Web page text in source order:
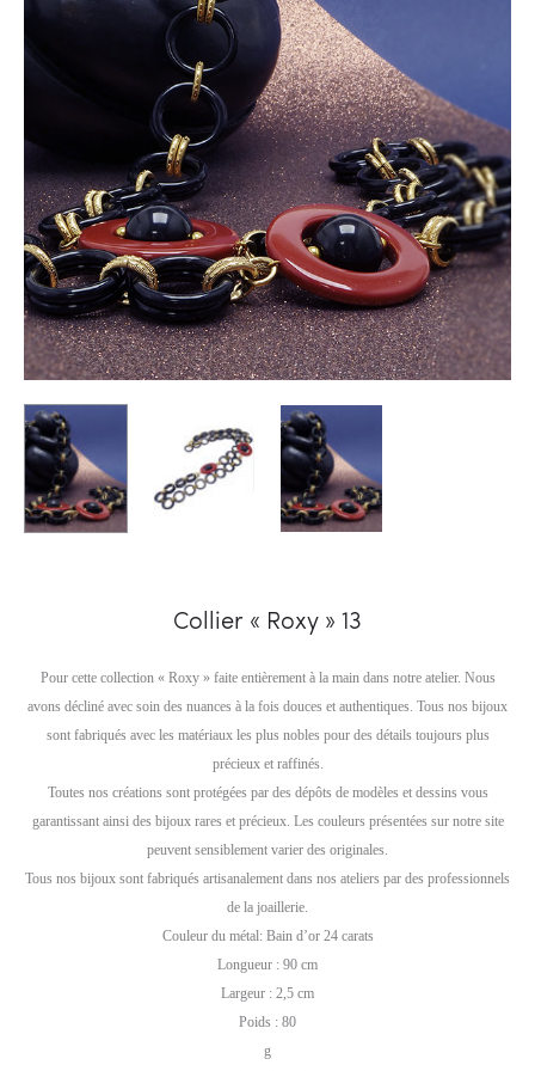
Collier « Roxy » 13
Pour cette collection « Roxy » faite entièrement à la main dans notre atelier. Nous
avons décliné avec soin des nuances à la fois douces et authentiques. Tous nos bijoux
sont fabriqués avec les matériaux les plus nobles pour des détails toujours plus
précieux et raffinés.
Toutes nos créations sont protégées par des dépôts de modèles et dessins vous
garantissant ainsi des bijoux rares et précieux. Les couleurs présentées sur notre site
peuvent sensiblement varier des originales.
Tous nos bijoux sont fabriqués artisanalement dans nos ateliers par des professionnels
de la joaillerie.
Couleur du métal: Bain d’or 24 carats
Longueur : 90 cm
Largeur : 2,5 cm
Poids : 80
g